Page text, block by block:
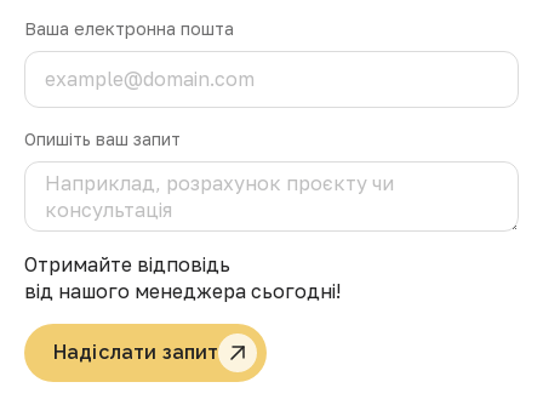
Ваша електронна пошта
Опишіть ваш запит
Отримайте відповідь
від нашого менеджера сьогодні!
Надіслати запит